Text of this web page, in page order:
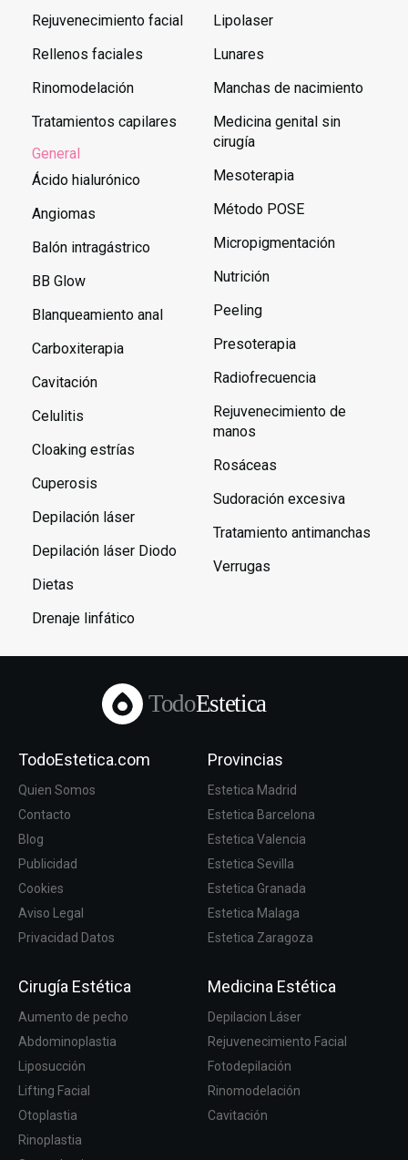
Rejuvenecimiento facial
Rellenos faciales
Rinomodelación
Tratamientos capilares
General
Ácido hialurónico
Angiomas
Balón intragástrico
BB Glow
Blanqueamiento anal
Carboxiterapia
Cavitación
Celulitis
Cloaking estrías
Cuperosis
Depilación láser
Depilación láser Diodo
Dietas
Drenaje linfático
Lipolaser
Lunares
Manchas de nacimiento
Medicina genital sin
cirugía
Mesoterapia
Método POSE
Micropigmentación
Nutrición
Peeling
Presoterapia
Radiofrecuencia
Rejuvenecimiento de
manos
Rosáceas
Sudoración excesiva
Tratamiento antimanchas
Verrugas
TodoEstetica
TodoEstetica.com
Quien Somos
Contacto
Blog
Publicidad
Cookies
Aviso Legal
Privacidad Datos
Provincias
Estetica Madrid
Estetica Barcelona
Estetica Valencia
Estetica Sevilla
Estetica Granada
Estetica Malaga
Estetica Zaragoza
Cirugía Estética
Aumento de pecho
Abdominoplastia
Liposucción
Lifting Facial
Otoplastia
Rinoplastia
Medicina Estética
Depilacion Láser
Rejuvenecimiento Facial
Fotodepilación
Rinomodelación
Cavitación